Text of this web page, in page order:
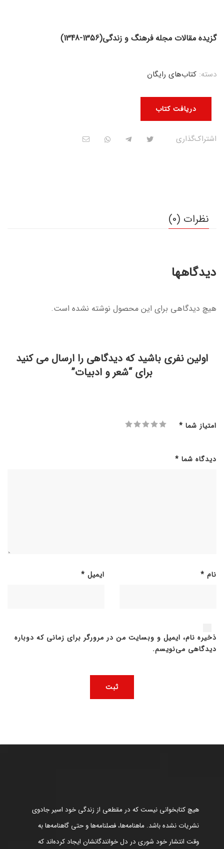
گزیدۀ مقالات مجلۀ فرهنگ و زندگی(1356-1348)
دریافت کتاب
دسته: کتاب‌های رایگان
اشتراک‌گذاری
نظرات (0)
دیدگاهها
هیچ دیدگاهی برای این محصول نوشته نشده است.
اولین نفری باشید که دیدگاهی را ارسال می کنید
برای “شعر و ادبیات”
امتیاز شما *
دیدگاه شما *
نام * ایمیل *
ذخیره نام، ایمیل و وبسایت من در مرورگر برای زمانی که دوباره
دیدگاهی می‌نویسم.
هیچ کتابخوانی نیست که در مقطعی از زندگی خود اسیر جادوی
نشریات نشده باشد. ماهنامه‌ها، فصلنامه‌ها و حتی گاهنامه‌ها به
وقت انتشار خود شوری در دل خوانندگانشان ایجاد کرده‌اند که